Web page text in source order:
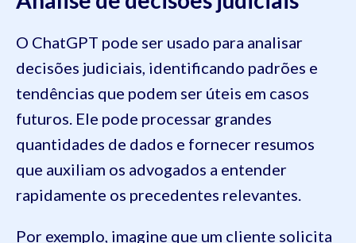
O ChatGPT pode ser usado para analisar
decisões judiciais, identificando padrões e
tendências que podem ser úteis em casos
futuros. Ele pode processar grandes
quantidades de dados e fornecer resumos
que auxiliam os advogados a entender
rapidamente os precedentes relevantes.
Por exemplo, imagine que um cliente solicita